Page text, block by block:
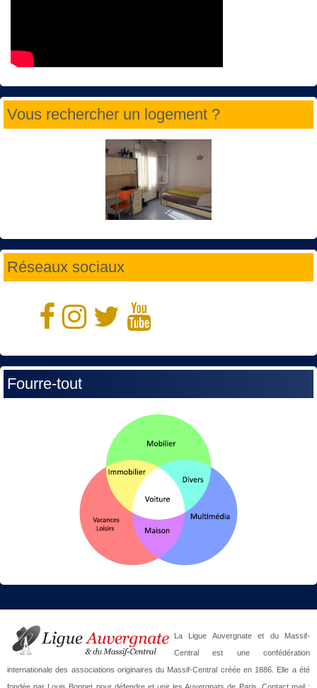
Vous rechercher un logement ?
Réseaux sociaux
Fourre-tout
La Ligue Auvergnate et du Massif-
Central est une confédération
internationale des associations originaires du Massif-Central créée en 1886. Elle a été